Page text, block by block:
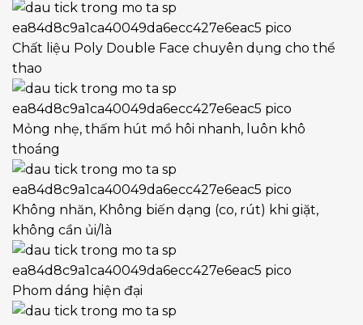
Chất liệu Poly Double Face chuyên dụng cho thể
thao
Mỏng nhẹ, thấm hút mồ hôi nhanh, luôn khô
thoáng
Không nhăn, Không biến dạng (co, rút) khi giặt,
không cần ủi/là
Phom dáng hiện đại